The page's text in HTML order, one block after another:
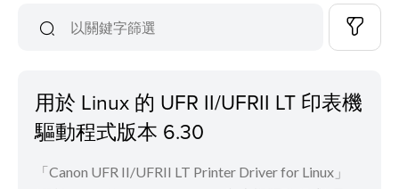
用於 Linux 的 UFR II/UFRII LT 印表機
驅動程式版本 6.30
「Canon UFR II/UFRII LT Printer Driver for Linux」